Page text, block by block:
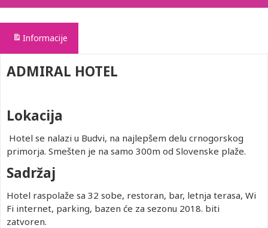
Informacije
ADMIRAL HOTEL
Lokacija
Hotel se nalazi u Budvi, na najlepšem delu crnogorskog
primorja. Smešten je na samo 300m od Slovenske plaže.
Sadržaj
Hotel raspolaže sa 32 sobe, restoran, bar, letnja terasa, Wi
Fi internet, parking, bazen će za sezonu 2018. biti
zatvoren.